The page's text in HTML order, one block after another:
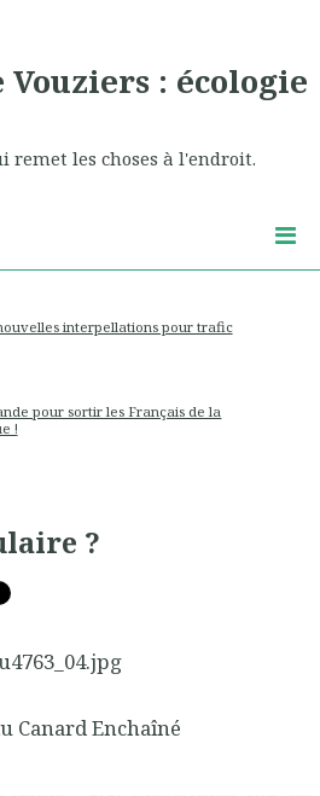
Vouziers : écologie
les choses à l'endroit.
interpellations pour trafic
pour sortir les Français de la
!
?
Canard Enchaîné